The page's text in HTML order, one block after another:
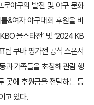
로야구의 발전 및 야구 문화
&여자 야구대회 후원을 비
올스타전’ 및 ‘2024 KB
팀 쿠바 평가전 공식 스폰서
과 가족들을 초청해 관람 행
곳에 후원금을 전달하는 등
고 있다.